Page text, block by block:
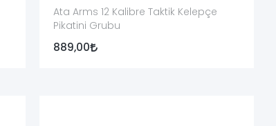
Ata Arms 12 Kalibre Taktik Kelepçe
Pikatini Grubu
889,00